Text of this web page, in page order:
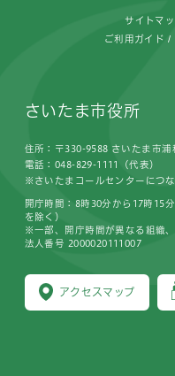
サイトマ
ご利用ガイド
さいたま市役所
住所：〒330-9588 さいたま市浦
電話：048-829-1111（代表）
※さいたまコールセンターにつな
アクセスマップ
開庁時間：8時30分から17時15
を除く）
※一部、開庁時間が異なる組織、
法人番号 2000020111007